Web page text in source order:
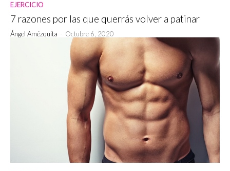
EJERCICIO
7 razones por las que querrás volver a patinar
Ángel Amézquita - Octubre 6, 2020